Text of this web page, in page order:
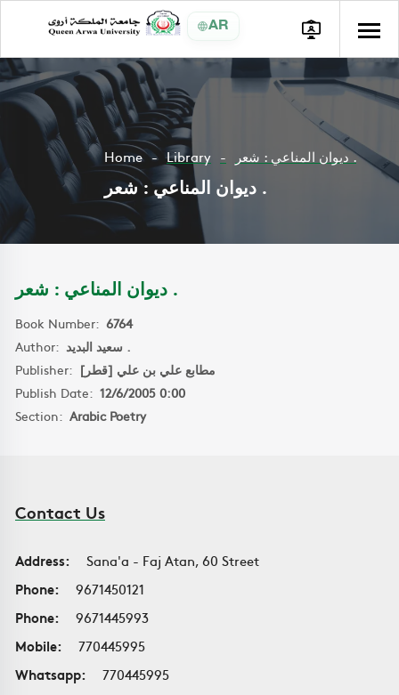
AR
Home Library ديوان المناعي : شعر .
ديوان المناعي : شعر .
ديوان المناعي : شعر .
Book Number: 6764
Author:
سعيد البديد .
Publisher: مطابع علي بن علي [قطر]
Publish Date: 12/6/2005 0:00
Section: Arabic Poetry
Contact Us
Address:
Sana'a - Faj Atan, 60 Street
Phone:
9671450121
Phone:
9671445993
Mobile:
770445995
Whatsapp:
770445995